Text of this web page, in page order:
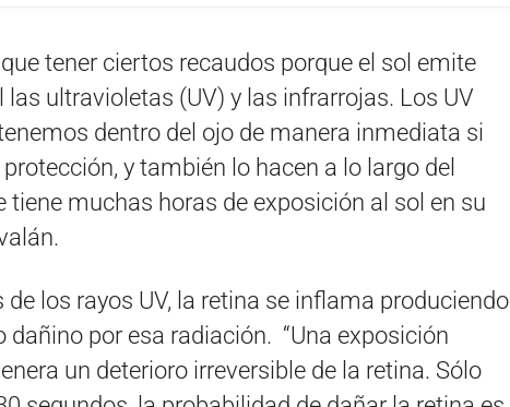
tener ciertos recaudos porque el sol emite
las ultravioletas (UV) y las infrarrojas. Los UV
dentro del ojo de manera inmediata si
y también lo hacen a lo largo del
tiene muchas horas de exposición al sol en su
los rayos UV, la retina se inflama produciendo
dañino por esa radiación. “Una exposición
un deterioro irreversible de la retina. Sólo